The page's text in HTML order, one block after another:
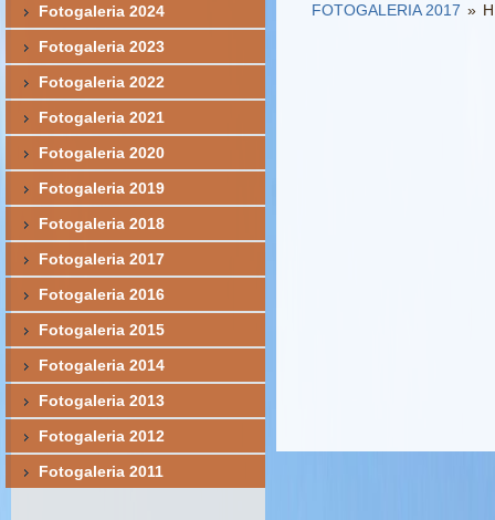
FOTOGALERIA 2017 »
Fotogaleria 2024
Fotogaleria 2023
Fotogaleria 2022
Fotogaleria 2021
Fotogaleria 2020
Fotogaleria 2019
Fotogaleria 2018
Fotogaleria 2017
Fotogaleria 2016
Fotogaleria 2015
Fotogaleria 2014
Fotogaleria 2013
Fotogaleria 2012
Fotogaleria 2011